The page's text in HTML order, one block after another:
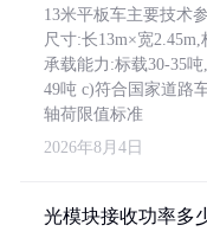
13米平板车主要技术
尺寸:长13m×宽2.45m,
承载能力:标载30-35
49吨 c)符合国家道路
轴荷限值标准
2026年8月4日
光模块接收功率多